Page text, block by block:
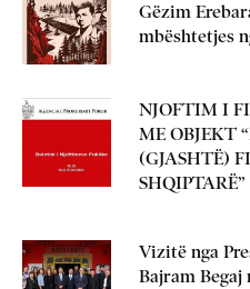
Gëzim
mbështetjes
NJOFTIM I
ME OBJEKT
(GJASHTË)
SHQIPTARË”
Vizitë nga
Bajram